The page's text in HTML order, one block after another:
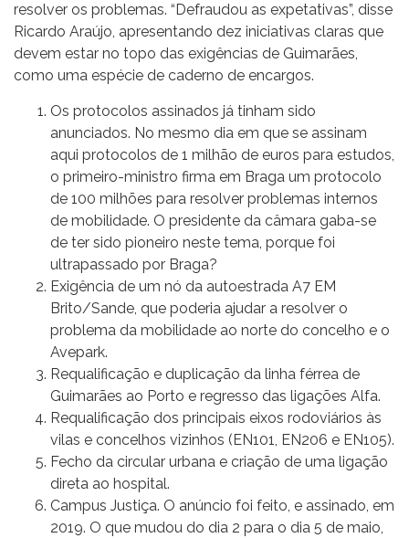
resolver os problemas. “Defraudou as expetativas”, disse
Ricardo Araújo, apresentando dez iniciativas claras que
devem estar no topo das exigências de Guimarães,
como uma espécie de caderno de encargos.
Os protocolos assinados já tinham sido
anunciados. No mesmo dia em que se assinam
aqui protocolos de 1 milhão de euros para estudos,
o primeiro-ministro firma em Braga um protocolo
de 100 milhões para resolver problemas internos
de mobilidade. O presidente da câmara gaba-se
de ter sido pioneiro neste tema, porque foi
ultrapassado por Braga?
Exigência de um nó da autoestrada A7 EM
Brito/Sande, que poderia ajudar a resolver o
problema da mobilidade ao norte do concelho e o
Avepark.
Requalificação e duplicação da linha férrea de
Guimarães ao Porto e regresso das ligações Alfa.
Requalificação dos principais eixos rodoviários às
vilas e concelhos vizinhos (EN101, EN206 e EN105).
Fecho da circular urbana e criação de uma ligação
direta ao hospital.
Campus Justiça. O anúncio foi feito, e assinado, em
2019. O que mudou do dia 2 para o dia 5 de maio,